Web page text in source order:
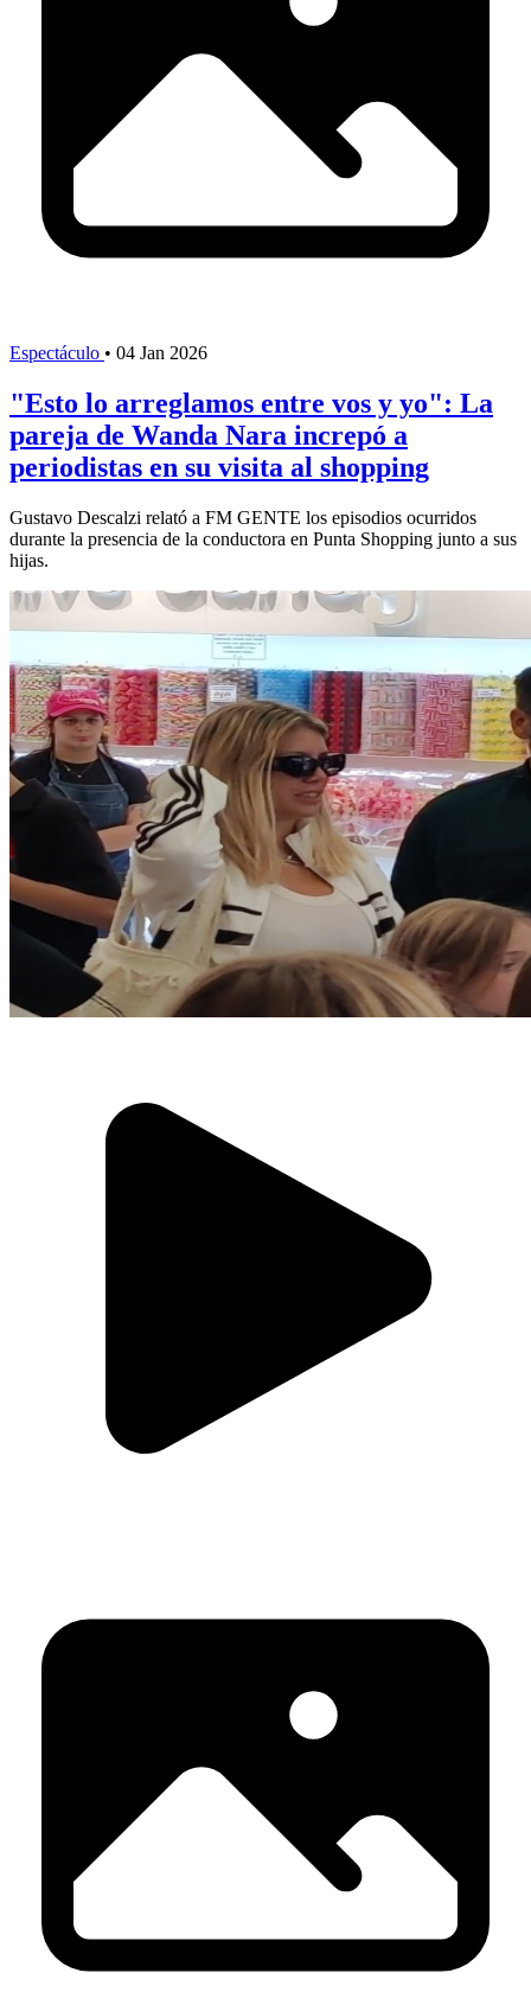
Espectáculo • 04 Jan 2026
"Esto lo arreglamos entre vos y yo": La
pareja de Wanda Nara increpó a
periodistas en su visita al shopping
Gustavo Descalzi relató a FM GENTE los episodios ocurridos
durante la presencia de la conductora en Punta Shopping junto a sus
hijas.